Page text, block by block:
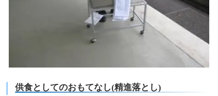
供食としてのおもてなし(精進落とし)